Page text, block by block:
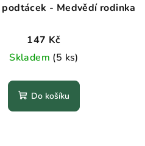
- Medvědí rodinka
147 Kč
Skladem (5 ks)
Do košíku